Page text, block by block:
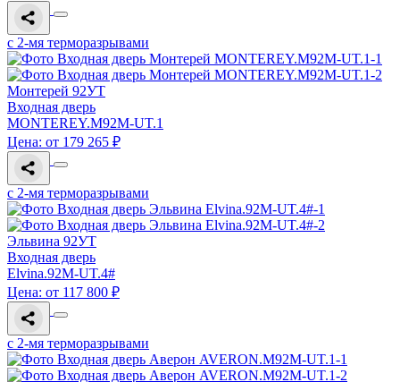
с 2-мя терморазрывами
Монтерей 92УТ
Входная дверь
MONTEREY.M92M-UT.1
Цена: от 179 265 ₽
с 2-мя терморазрывами
Эльвина 92УТ
Входная дверь
Elvina.92M-UT.4#
Цена: от 117 800 ₽
с 2-мя терморазрывами